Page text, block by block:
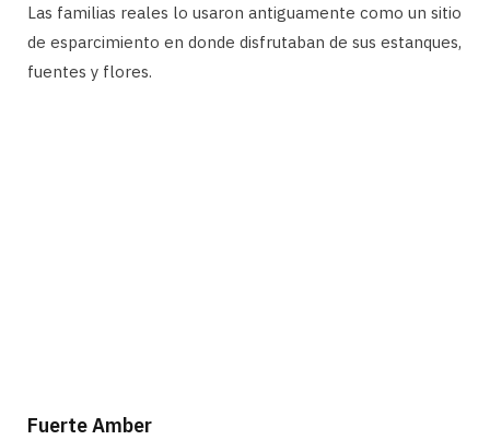
Las familias reales lo usaron antiguamente como un sitio
de esparcimiento en donde disfrutaban de sus estanques,
fuentes y flores.
Fuerte Amber